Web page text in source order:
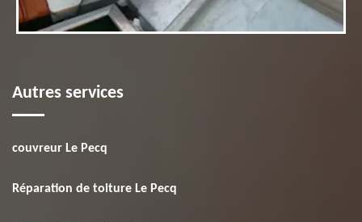
Autres services
couvreur Le Pecq
Réparation de toiture Le Pecq